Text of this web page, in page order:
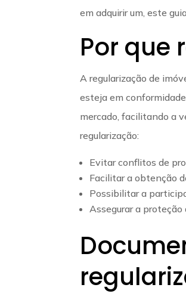
em adquirir um, este
Por que
A regularização de
esteja em
mercado, facilitando a
regularização:
Evitar conflitos de
Facilitar a obtenção
Possibilitar a
Assegurar a